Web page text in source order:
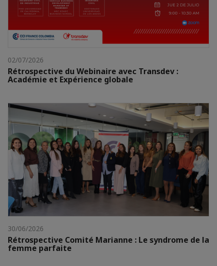
02/07/2026
Rétrospective du Webinaire avec Transdev :
Académie et Expérience globale
30/06/2026
Rétrospective Comité Marianne : Le syndrome de la
femme parfaite